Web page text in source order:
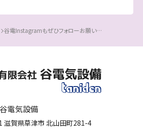
谷電Instagramもぜひフォローお願いします♪
電気設備
滋賀県草津市 北山田町281-4